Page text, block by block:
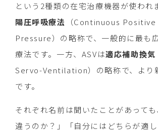
という2種類の在宅治療機器が使われ
陽圧呼吸療法
（Continuous
Pressure）の略称で、一般的に最も
療法です。一方、ASVは適応補助換気
Servo-Ventilation）の略称で、より
です。
それぞれ名前は聞いたことがあって
違うのか？」「自分にはどちらが適